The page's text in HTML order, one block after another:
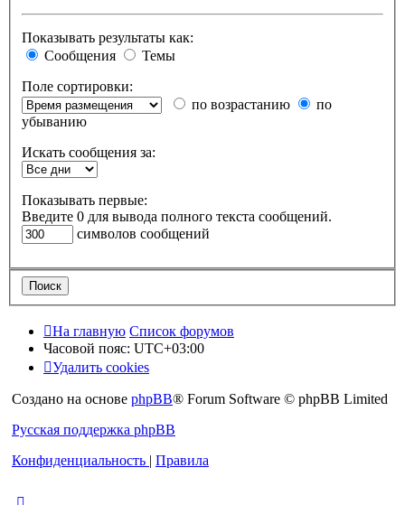
Показывать результаты как:
Сообщения
Темы
Поле сортировки:
по возрастанию
по
убыванию
Искать сообщения за:
Показывать первые:
Введите 0 для вывода полного текста сообщений.
символов сообщений
На главную Список форумов
Часовой пояс: UTC+03:00
Удалить cookies
Создано на основе phpBB® Forum Software © phpBB Limited
Русская поддержка phpBB
Конфиденциальность | Правила